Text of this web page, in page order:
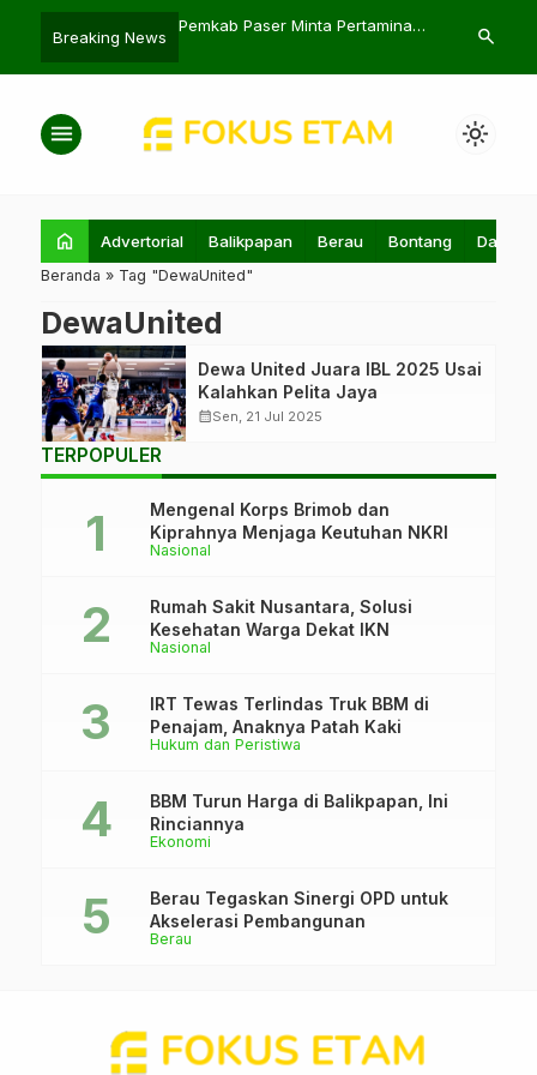
Breaking News
di Saing Prupuk
Pemkab Paser Minta Pertamina
AHY Janji
search
menu light_mode
home Advertorial Balikpapan Berau Bontang Daerah
Beranda » Tag "DewaUnited"
DewaUnited
Dewa United Juara IBL 2025 Usai
Kalahkan Pelita Jaya
calendar_monthSen, 21 Jul 2025
TERPOPULER
Nasional
Mengenal Korps Brimob dan
Kiprahnya Menjaga Keutuhan NKRI
Nasional
Rumah Sakit Nusantara, Solusi
Kesehatan Warga Dekat IKN
Hukum dan Peristiwa
IRT Tewas Terlindas Truk BBM di
Penajam, Anaknya Patah Kaki
Ekonomi
BBM Turun Harga di Balikpapan, Ini
Rinciannya
Berau
Berau Tegaskan Sinergi OPD untuk
Akselerasi Pembangunan